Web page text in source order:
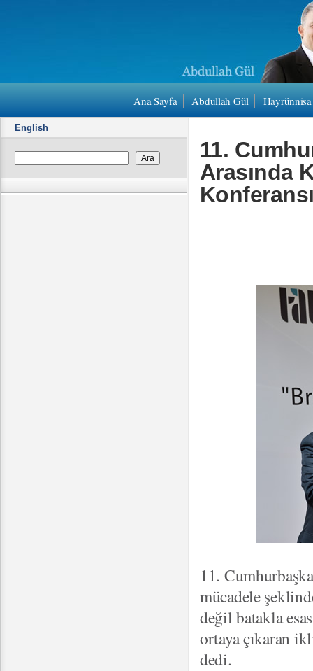
Ana Sayfa Abdullah Gül
English
11.
Arasında
11.
mücadele
değil batakla
ortaya çıkaran
dedi.